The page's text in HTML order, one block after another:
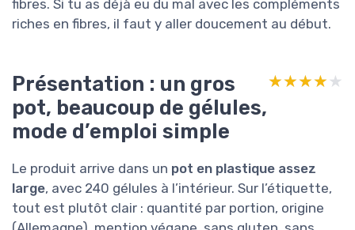
fibres. Si tu as déjà eu du mal avec les compléments
riches en fibres, il faut y aller doucement au début.
Présentation : un gros
pot, beaucoup de gélules,
mode d’emploi simple
★★★★★
★★★★★
Le produit arrive dans un pot en plastique assez
large, avec 240 gélules à l’intérieur. Sur l’étiquette,
tout est plutôt clair : quantité par portion, origine